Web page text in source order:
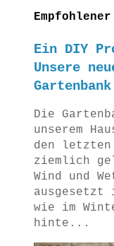
Ein DIY
Unsere
Die
unserem
den letzten
ziemlich
Wind und
ausgesetzt
wie im
hinte...